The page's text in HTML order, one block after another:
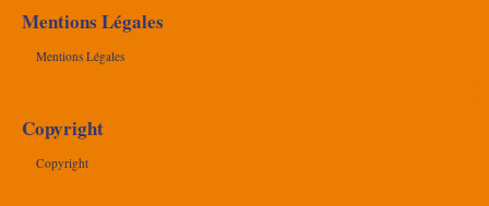
Mentions Légales
Mentions Légales
Copyright
Copyright